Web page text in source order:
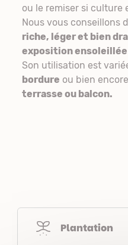
ou le remiser si culture
Nous vous conseillons
riche, léger et bien
exposition
Son utilisation est
bordure ou bien
terrasse ou balcon.
Plantation